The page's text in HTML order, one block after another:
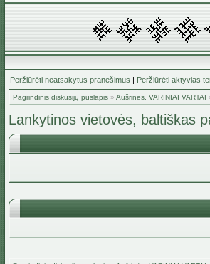
Peržiūrėti neatsakytus pranešimus | Peržiūrėti aktyvias
Pagrindinis diskusijų puslapis » Aušrinės, VARINIAI VARTAI
Lankytinos vietovės, baltiškas